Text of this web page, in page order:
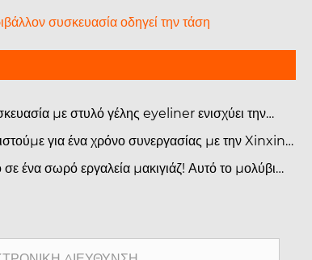
συσκευασία οδηγεί την τάση
με στυλό γέλης eyeliner ενισχύει την
των προϊόντων ομορφιάς;
για ένα χρόνο συνεργασίας με την Xinxin
σε ένα σωρό εργαλεία μακιγιάζ! Αυτό το μολύβι